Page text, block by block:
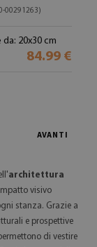
00291263)
20x30 cm
84.99 €
AVANTI
architettura
visivo
stanza. Grazie a
e prospettive
di vestire